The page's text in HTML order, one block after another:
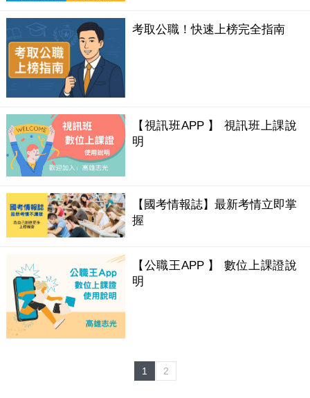
考取公職！快速上榜完全指南
【視訊班APP 】 視訊班上課說
明
【國考情報誌】最新考情立即掌
握
【公職王APP 】 數位上課證說
明
1 2